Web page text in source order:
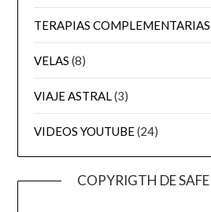
TERAPIAS COMPLEMENTARIAS
VELAS (8)
VIAJE ASTRAL(3)
VIDEOS YOUTUBE(24)
COPYRIGTH DE